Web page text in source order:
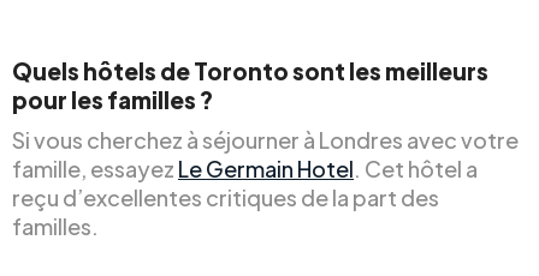
Quels hôtels de Toronto sont les meilleurs
pour les familles ?
Si vous cherchez à séjourner à Londres avec votre
famille, essayez Le Germain Hotel. Cet hôtel a
reçu d’excellentes critiques de la part des
familles.